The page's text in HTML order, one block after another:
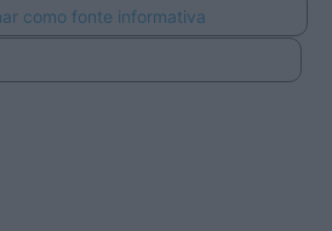
como fonte informativa